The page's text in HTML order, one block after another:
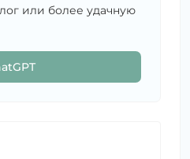
или более удачную